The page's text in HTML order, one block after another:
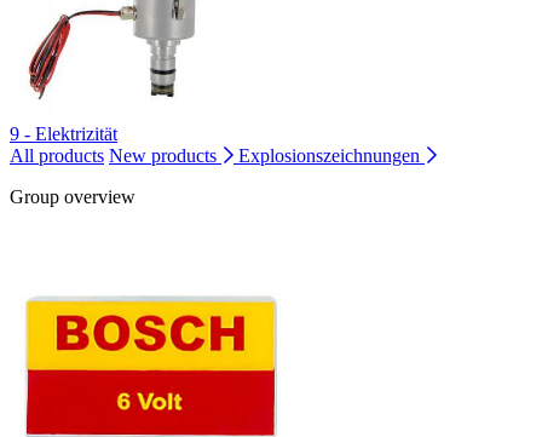
9 - Elektrizität
All products New products
Explosionszeichnungen
Group overview